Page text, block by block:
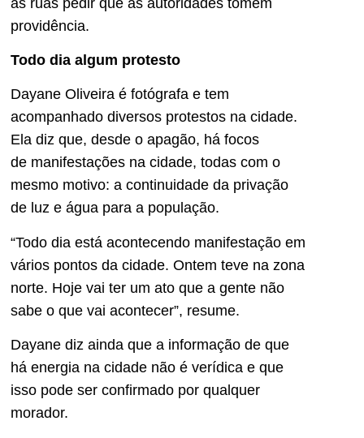
providência.
Todo dia algum protesto
Dayane Oliveira é fotógrafa e tem
acompanhado diversos protestos na cidade.
Ela diz que, desde o apagão, há focos
de manifestações na cidade, todas com o
mesmo motivo: a continuidade da privação
de luz e água para a população.
“Todo dia está acontecendo manifestação em
vários pontos da cidade. Ontem teve na zona
norte. Hoje vai ter um ato que a gente não
sabe o que vai acontecer”, resume.
Dayane diz ainda que a informação de que
há energia na cidade não é verídica e que
isso pode ser confirmado por qualquer
morador.